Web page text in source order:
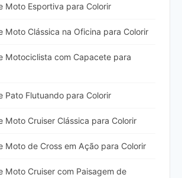
Moto Esportiva para Colorir
Moto Clássica na Oficina para Colorir
Motociclista com Capacete para
Pato Flutuando para Colorir
Moto Cruiser Clássica para Colorir
Moto de Cross em Ação para Colorir
Moto Cruiser com Paisagem de